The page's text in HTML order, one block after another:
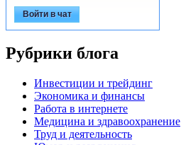
Войти в чат
Рубрики блога
Инвестиции и трейдинг
Экономика и финансы
Работа в интернете
Медицина и здравоохранение
Труд и деятельность